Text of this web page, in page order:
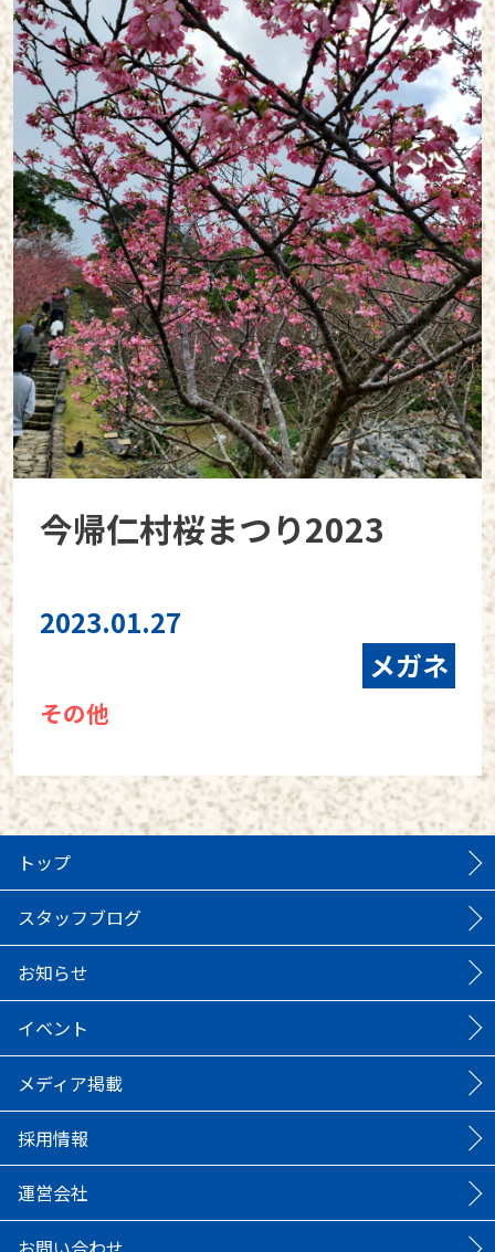
今帰仁村桜まつり2023
2023.01.27
メガネ
その他
トップ
スタッフブログ
お知らせ
イベント
メディア掲載
採用情報
運営会社